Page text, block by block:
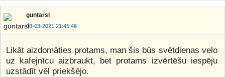
guntarsl
08-03-2021 21:45:46
Likāt aizdomāties protams, man šis būs svētdienas velo
uz kafejnīcu aizbraukt, bet protams izvērtēšu iespēju
uzstādīt vēl priekšējo.